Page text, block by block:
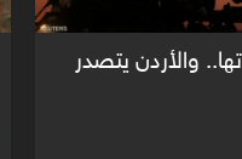
والأردن يتصدر